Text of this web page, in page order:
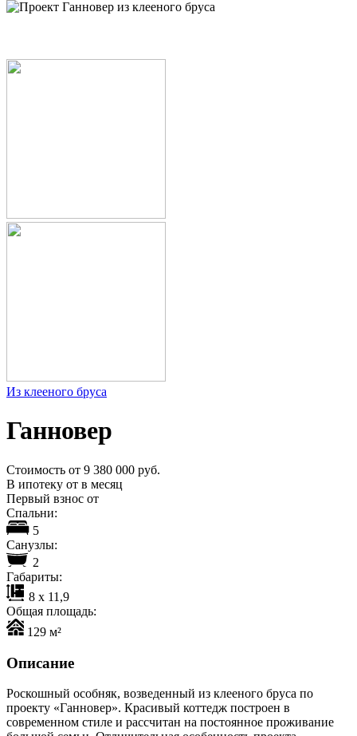
Из клееного бруса
Ганновер
Стоимость от 9 380 000 руб.
В ипотеку от в месяц
Первый взнос от
Cпальни:
5
Cанузлы:
2
Габариты:
8 х 11,9
Общая площадь:
129 м²
Описание
Роскошный особняк, возведенный из клееного бруса по
проекту «Ганновер». Красивый коттедж построен в
современном стиле и рассчитан на постоянное проживание